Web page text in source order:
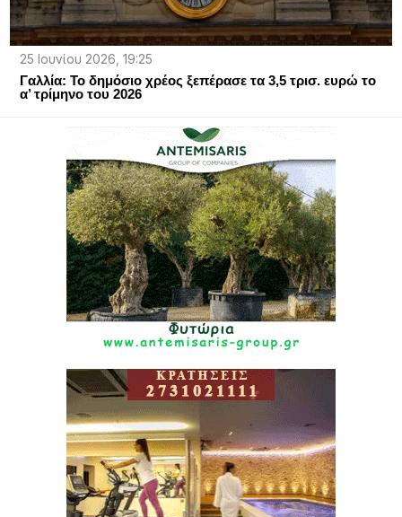
25 Ιουνίου 2026, 19:25
Γαλλία: Το δημόσιο χρέος ξεπέρασε τα 3,5 τρισ. ευρώ το
α’ τρίμηνο του 2026